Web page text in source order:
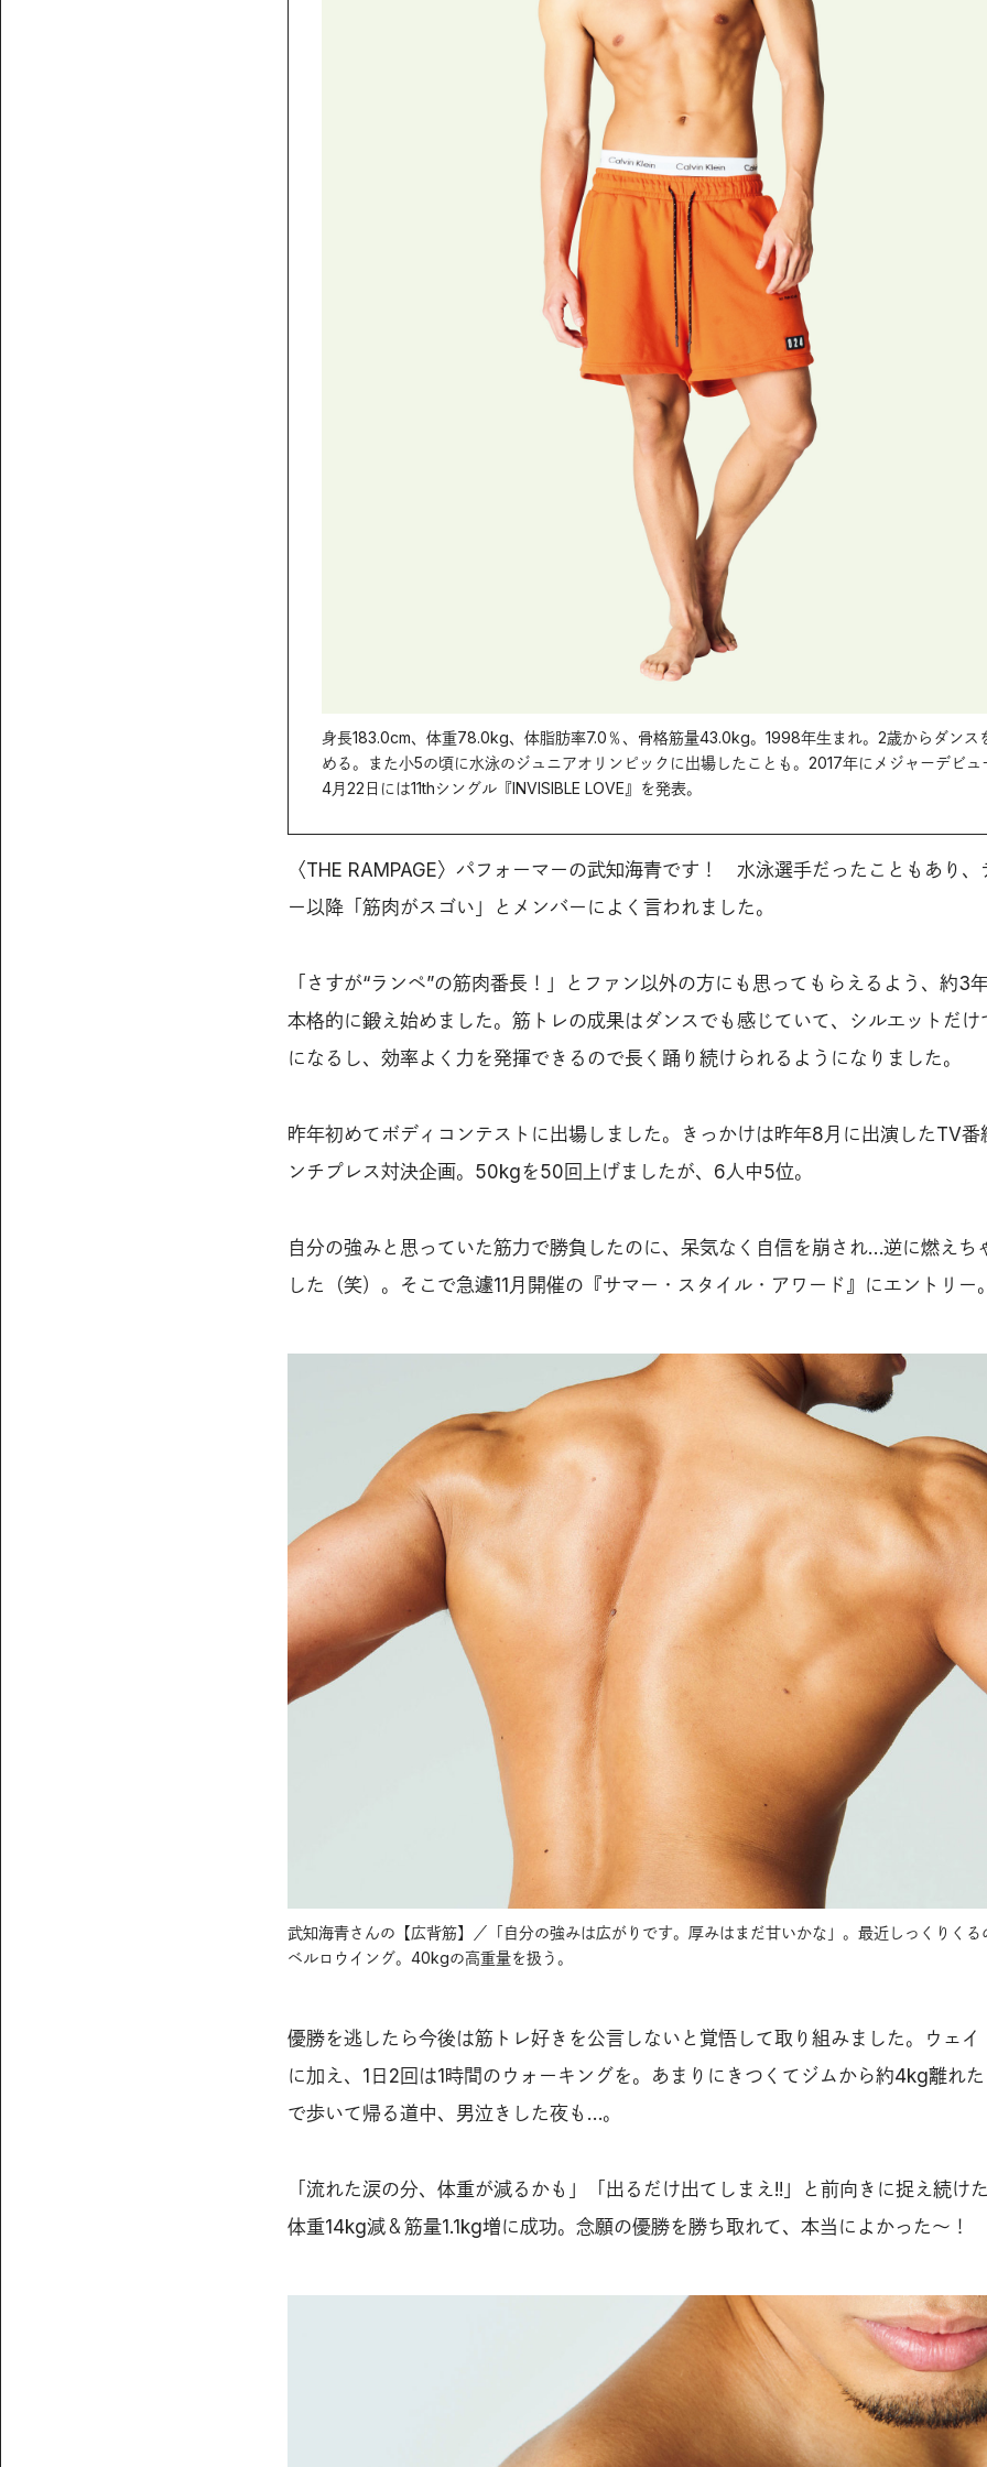
身長183.0cm、体重78.0kg、体脂肪率7.0％、骨格筋量43.0kg。1998年生まれ。2歳からダンス
める。また小5の頃に水泳のジュニアオリンピックに出場したことも。2017年にメジャーデビュ
4月22日には11thシングル『INVISIBLE LOVE』を発表。
〈THE RAMPAGE〉パフォーマーの武知海青です！ 水泳選手だったこともあり、
ー以降「筋肉がスゴい」とメンバーによく言われました。
「さすが“ランペ”の筋肉番長！」とファン以外の方にも思ってもらえるよう、約3
本格的に鍛え始めました。筋トレの成果はダンスでも感じていて、シルエットだけ
になるし、効率よく力を発揮できるので長く踊り続けられるようになりました。
昨年初めてボディコンテストに出場しました。きっかけは昨年8月に出演したTV番
ンチプレス対決企画。50kgを50回上げましたが、6人中5位。
自分の強みと思っていた筋力で勝負したのに、呆気なく自信を崩され…逆に燃えち
した（笑）。そこで急遽11月開催の『サマー・スタイル・アワード』にエントリー
武知海青さんの【広背筋】／「自分の強みは広がりです。厚みはまだ甘いかな」。最近しっくりくる
ベルロウイング。40kgの高重量を扱う。
優勝を逃したら今後は筋トレ好きを公言しないと覚悟して取り組みました。ウェイ
に加え、1日2回は1時間のウォーキングを。あまりにきつくてジムから約4kg離れ
で歩いて帰る道中、男泣きした夜も…。
「流れた涙の分、体重が減るかも」「出るだけ出てしまえ!!」と前向きに捉え続け
体重14kg減＆筋量1.1kg増に成功。念願の優勝を勝ち取れて、本当によかった〜！